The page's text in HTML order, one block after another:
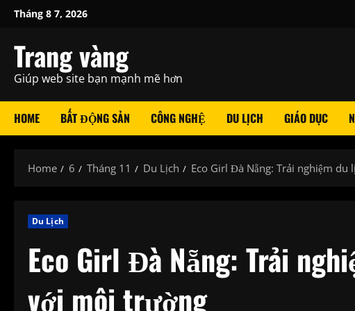
Skip
content
Tháng 8 7, 2026
Trang vàng
Giúp web site bạn mạnh mẽ hơn
HOME BẤT ĐỘNG SẢN CÔNG NGHỆ DU LỊCH GIÁO DỤC
Home 6 Tháng 11 Du Lịch Eco Girl Đà Nẵng: Trải nghiệm
Du Lịch
Eco Girl Đà Nẵng: Trải
với môi trường